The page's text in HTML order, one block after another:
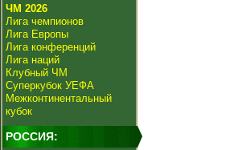
ЧМ 2026
Лига чемпионов
Лига Европы
Лига конференций
Лига наций
Клубный ЧМ
Суперкубок УЕФА
Межконтинентальный
кубок
РОССИЯ: